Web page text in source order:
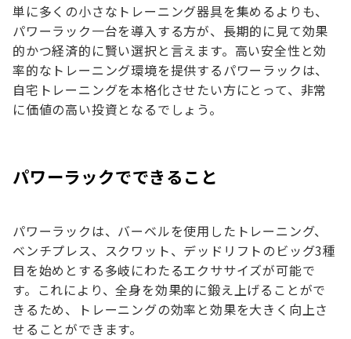
単に多くの小さなトレーニング器具を集めるよりも、
パワーラック一台を導入する方が、長期的に見て効果
的かつ経済的に賢い選択と言えます。高い安全性と効
率的なトレーニング環境を提供するパワーラックは、
自宅トレーニングを本格化させたい方にとって、非常
に価値の高い投資となるでしょう。
パワーラックでできること
パワーラックは、バーベルを使用したトレーニング、
ベンチプレス、スクワット、デッドリフトのビッグ3種
目を始めとする多岐にわたるエクササイズが可能で
す。これにより、全身を効果的に鍛え上げることがで
きるため、トレーニングの効率と効果を大きく向上さ
せることができます。